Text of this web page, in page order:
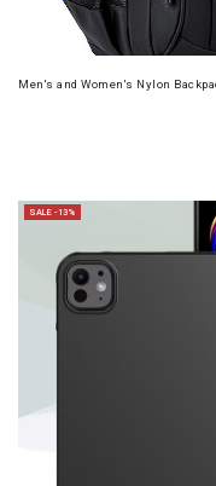
Men's and Women's Nylon
SALE -13%